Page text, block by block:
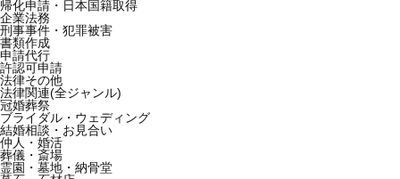
帰化申請・日本国籍取得
企業法務
刑事事件・犯罪被害
書類作成
申請代行
許認可申請
法律その他
法律関連(全ジャンル)
冠婚葬祭
ブライダル・ウェディング
結婚相談・お見合い
仲人・婚活
葬儀・斎場
霊園・墓地・納骨堂